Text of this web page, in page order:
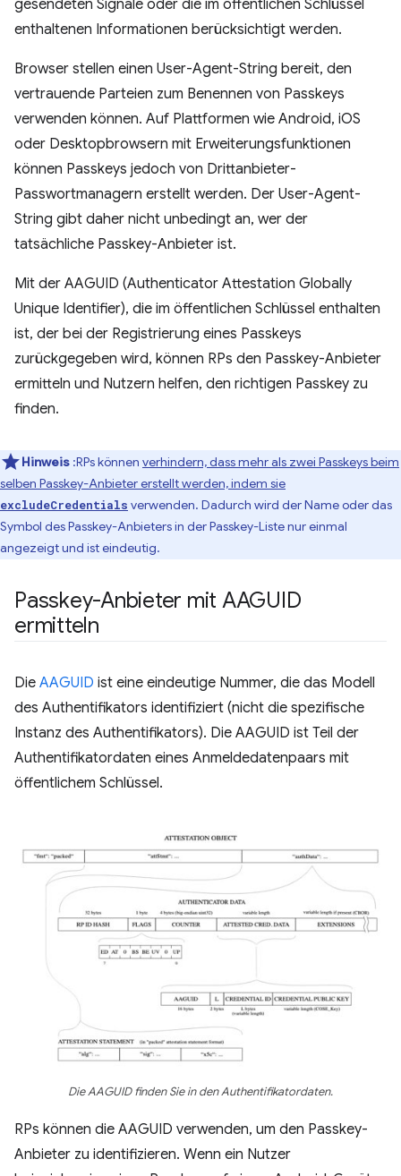
gesendeten Signale oder die im öffentlichen Schlüssel
enthaltenen Informationen berücksichtigt werden.
Browser stellen einen User-Agent-String bereit, den
vertrauende Parteien zum Benennen von Passkeys
verwenden können. Auf Plattformen wie Android, iOS
oder Desktopbrowsern mit Erweiterungsfunktionen
können Passkeys jedoch von Drittanbieter-
Passwortmanagern erstellt werden. Der User-Agent-
String gibt daher nicht unbedingt an, wer der
tatsächliche Passkey-Anbieter ist.
Mit der AAGUID (Authenticator Attestation Globally
Unique Identifier), die im öffentlichen Schlüssel enthalten
ist, der bei der Registrierung eines Passkeys
zurückgegeben wird, können RPs den Passkey-Anbieter
ermitteln und Nutzern helfen, den richtigen Passkey zu
finden.
Hinweis :RPs können verhindern, dass mehr als zwei Passkeys beim
selben Passkey-Anbieter erstellt werden, indem sie
excludeCredentials verwenden. Dadurch wird der Name oder das
Symbol des Passkey-Anbieters in der Passkey-Liste nur einmal
angezeigt und ist eindeutig.
Passkey-Anbieter mit AAGUID
ermitteln
Die AAGUID ist eine eindeutige Nummer, die das Modell
des Authentifikators identifiziert (nicht die spezifische
Instanz des Authentifikators). Die AAGUID ist Teil der
Authentifikatordaten eines Anmeldedatenpaars mit
öffentlichem Schlüssel.
Die AAGUID finden Sie in den Authentifikatordaten.
RPs können die AAGUID verwenden, um den Passkey-
Anbieter zu identifizieren. Wenn ein Nutzer